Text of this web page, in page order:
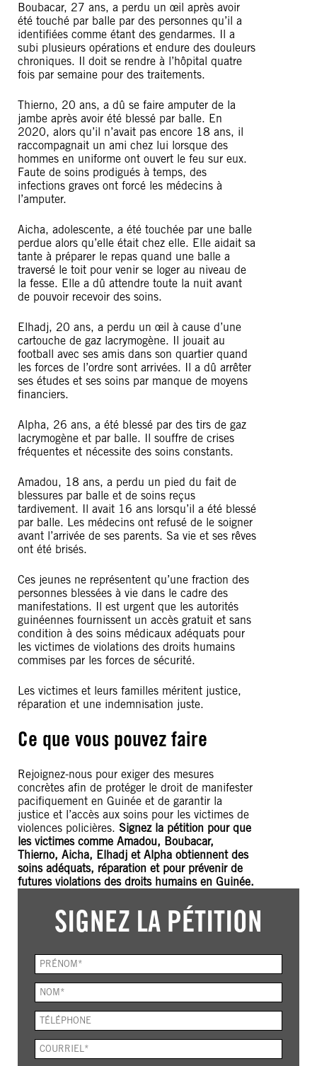
Boubacar, 27 ans, a perdu un œil après avoir
été touché par balle par des personnes qu’il a
identifiées comme étant des gendarmes. Il a
subi plusieurs opérations et endure des douleurs
chroniques. Il doit se rendre à l’hôpital quatre
fois par semaine pour des traitements.
Thierno, 20 ans, a dû se faire amputer de la
jambe après avoir été blessé par balle. En
2020, alors qu’il n’avait pas encore 18 ans, il
raccompagnait un ami chez lui lorsque des
hommes en uniforme ont ouvert le feu sur eux.
Faute de soins prodigués à temps, des
infections graves ont forcé les médecins à
l’amputer.
Aicha, adolescente, a été touchée par une balle
perdue alors qu’elle était chez elle. Elle aidait sa
tante à préparer le repas quand une balle a
traversé le toit pour venir se loger au niveau de
la fesse. Elle a dû attendre toute la nuit avant
de pouvoir recevoir des soins.
Elhadj, 20 ans, a perdu un œil à cause d’une
cartouche de gaz lacrymogène. Il jouait au
football avec ses amis dans son quartier quand
les forces de l’ordre sont arrivées. Il a dû arrêter
ses études et ses soins par manque de moyens
financiers.
Alpha, 26 ans, a été blessé par des tirs de gaz
lacrymogène et par balle. Il souffre de crises
fréquentes et nécessite des soins constants.
Amadou, 18 ans, a perdu un pied du fait de
blessures par balle et de soins reçus
tardivement. Il avait 16 ans lorsqu’il a été blessé
par balle. Les médecins ont refusé de le soigner
avant l’arrivée de ses parents. Sa vie et ses rêves
ont été brisés.
Ces jeunes ne représentent qu’une fraction des
personnes blessées à vie dans le cadre des
manifestations. Il est urgent que les autorités
guinéennes fournissent un accès gratuit et sans
condition à des soins médicaux adéquats pour
les victimes de violations des droits humains
commises par les forces de sécurité.
Les victimes et leurs familles méritent justice,
réparation et une indemnisation juste.
Ce que vous pouvez faire
Rejoignez-nous pour exiger des mesures
concrètes afin de protéger le droit de manifester
pacifiquement en Guinée et de garantir la
justice et l’accès aux soins pour les victimes de
violences policières. Signez la pétition pour que
les victimes comme Amadou, Boubacar,
Thierno, Aicha, Elhadj et Alpha obtiennent des
soins adéquats, réparation et pour prévenir de
futures violations des droits humains en Guinée.
SIGNEZ LA PÉTITION
PRÉNOM.
CHAMP
REQUIS
NOM.
CHAMP
REQUIS
TÉLÉPHONE
ADRESSE
ÉLECTRONIQUE.